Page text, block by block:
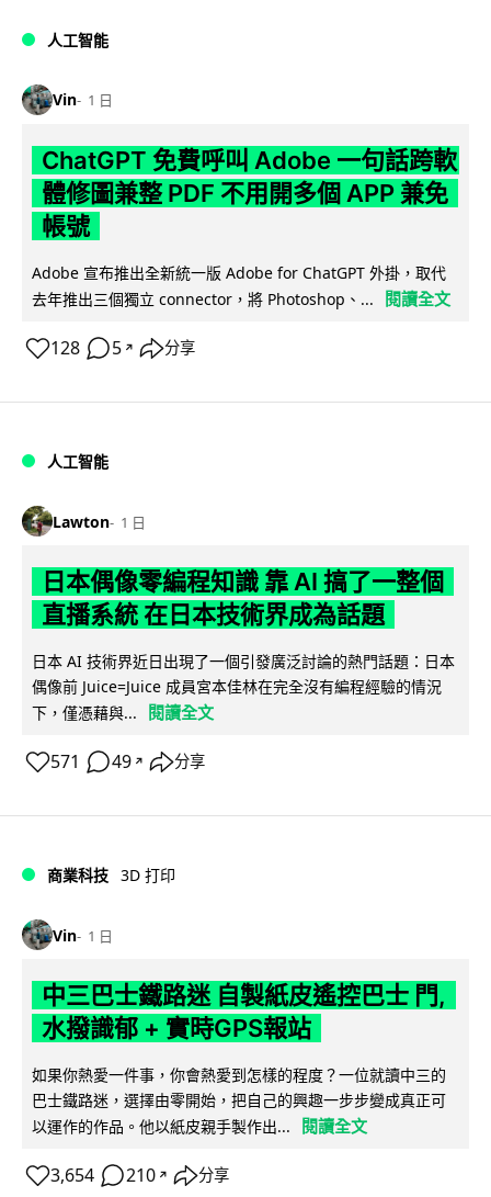
人工智能
Vin 1 日
ChatGPT 免費呼叫 Adobe 一句話跨軟
體修圖兼整 PDF 不用開多個 APP 兼免
帳號
Adobe 宣布推出全新統一版 Adobe for ChatGPT 外掛，取代
去年推出三個獨立 connector，將 Photoshop、...
閱讀全文
128 5 ↗ 分享
人工智能
Lawton 1 日
日本偶像零編程知識 靠 AI 搞了一整個
直播系統 在日本技術界成為話題
日本 AI 技術界近日出現了一個引發廣泛討論的熱門話題：日本
偶像前 Juice=Juice 成員宮本佳林在完全沒有編程經驗的情況
下，僅憑藉與...
閱讀全文
571 49 ↗ 分享
商業科技 3D 打印
Vin 1 日
中三巴士鐵路迷 自製紙皮遙控巴士 門,
水撥識郁 + 實時GPS報站
如果你熱愛一件事，你會熱愛到怎樣的程度？一位就讀中三的
巴士鐵路迷，選擇由零開始，把自己的興趣一步步變成真正可
以運作的作品。他以紙皮親手製作出...
閱讀全文
3,654 210 ↗ 分享